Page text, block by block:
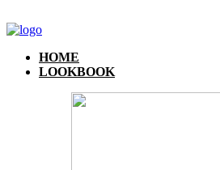
HOME
LOOKBOOK